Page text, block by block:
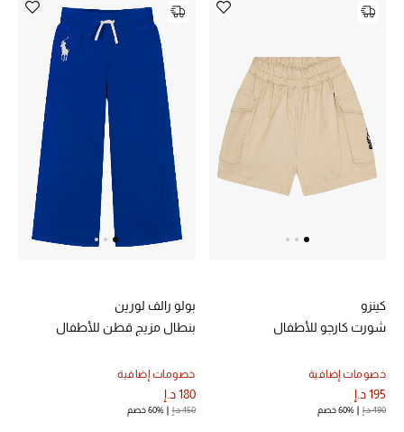
الجديد في عالم الجمال
الأكثر مبيعاً
العطور
مستحضرات العناية
مستحضرات الاستحمام والعناية بالجسم
العناية بالشعر
كينزو
شورت كارجو للأطفال
خصومات إضافية
195 د.إ
490 د.إ 60% خصم
بولو رالف لورين
بنطال مزيج قطن للأطفال
خصومات إضافية
180 د.إ
450 د.إ 60% خصم